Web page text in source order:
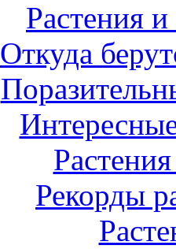
Растения
Откуда
Рекорды